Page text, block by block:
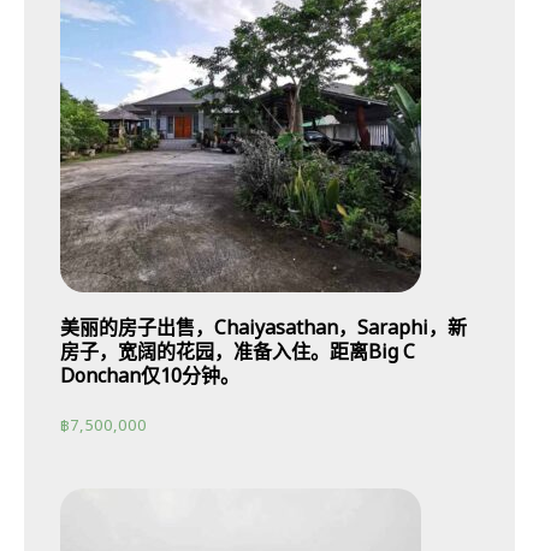
美丽的房子出售，Chaiyasathan，Saraphi，新
房子，宽阔的花园，准备入住。距离Big C
Donchan仅10分钟。
฿7,500,000